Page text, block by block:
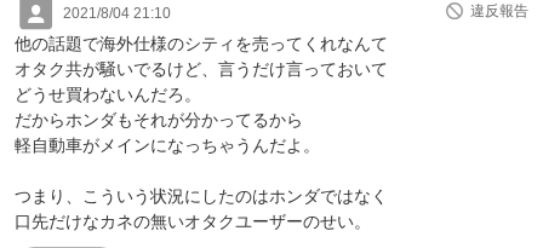
2021/8/04 21:10 違反報告
他の話題で海外仕様のシティを売ってくれなんて
オタク共が騒いでるけど、言うだけ言っておいて
どうせ買わないんだろ。
だからホンダもそれが分かってるから
軽自動車がメインになっちゃうんだよ。
つまり、こういう状況にしたのはホンダではなく
口先だけなカネの無いオタクユーザーのせい。